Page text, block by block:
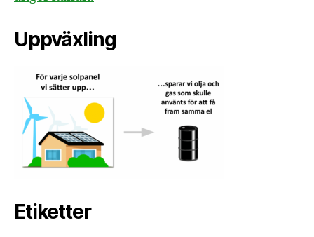
Uppväxling
Etiketter